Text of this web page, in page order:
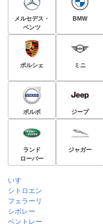
メルセデス・
ベンツ
BMW
ポルシェ ミニ
ボルボ ジープ
ランド
ローバー
ジャガー
いすゞ
シトロエン
フェラーリ
シボレー
ベントレー